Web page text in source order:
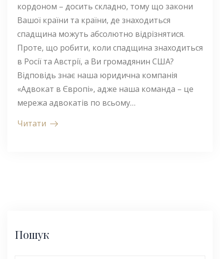
кордоном – досить складно, тому що закони
Вашої країни та країни, де знаходиться
спадщина можуть абсолютно відрізнятися.
Проте, що робити, коли спадщина знаходиться
в Росії та Австрії, а Ви громадянин США?
Відповідь знає наша юридична компанія
«Адвокат в Європі», адже наша команда – це
мережа адвокатів по всьому…
Читати
Пошук